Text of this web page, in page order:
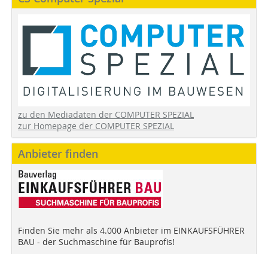
zu den Mediadaten der COMPUTER SPEZIAL
zur Homepage der COMPUTER SPEZIAL
Anbieter finden
Finden Sie mehr als 4.000 Anbieter im EINKAUFSFÜHRER
BAU - der Suchmaschine für Bauprofis!